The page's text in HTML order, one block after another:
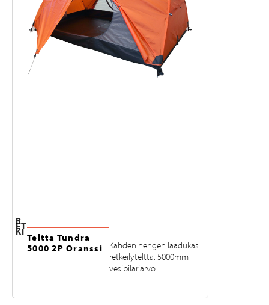
R
ET
KI
Teltta Tundra
5000 2P Oranssi
Kahden hengen laadukas
retkeilyteltta. 5000mm
vesipilariarvo.